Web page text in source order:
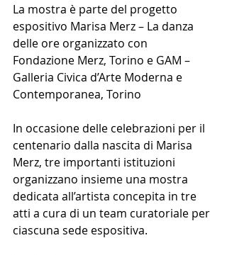
La mostra è parte del progetto
espositivo Marisa Merz – La danza
delle ore organizzato con
Fondazione Merz, Torino e GAM –
Galleria Civica d’Arte Moderna e
Contemporanea, Torino
In occasione delle celebrazioni per il
centenario dalla nascita di Marisa
Merz, tre importanti istituzioni
organizzano insieme una mostra
dedicata all’artista concepita in tre
atti a cura di un team curatoriale per
ciascuna sede espositiva.